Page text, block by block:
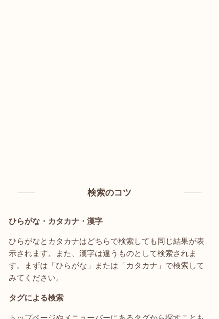
検索のコツ
ひらがな・カタカナ・漢字
ひらがなとカタカナはどちらで検索しても同じ結果が表
示されます。また、漢字は違うものとして検索されま
す。まずは「ひらがな」または「カタカナ」で検索して
みてください。
タグによる検索